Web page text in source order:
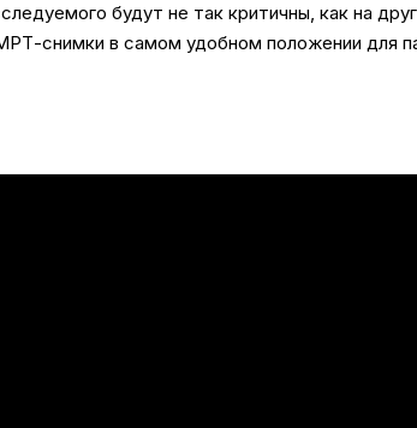
будут не так критичны, как на
снимки в самом удобном положении для